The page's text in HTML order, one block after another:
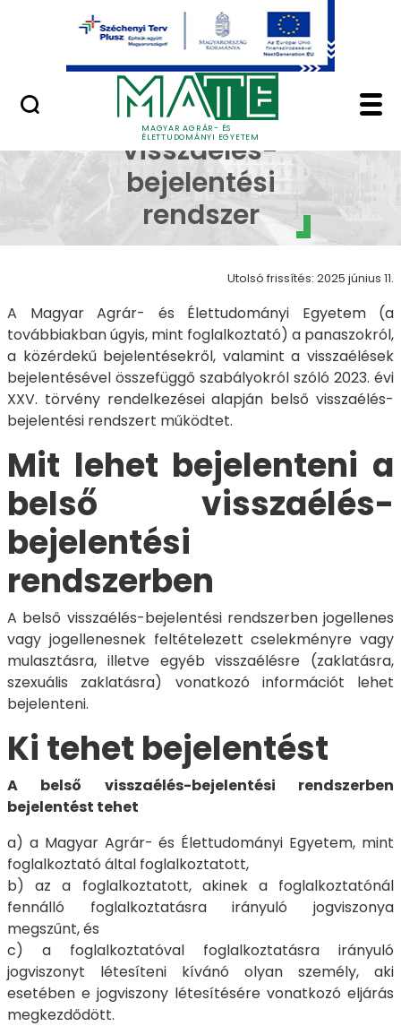
Ugrás a fő tartalomhoz
MAGYAR AGRÁR- ÉS
ÉLETTUDOMÁNYI EGYETEM
Minőségügy
Belső visszaélés-
Belső
visszaélés-
bejelentési
rendszer
Utolsó frissítés: 2025 június 11.
A Magyar Agrár- és Élettudományi Egyetem (a
továbbiakban úgyis, mint foglalkoztató) a panaszokról,
a közérdekű bejelentésekről, valamint a visszaélések
bejelentésével összefüggő szabályokról szóló 2023. évi
XXV. törvény rendelkezései alapján belső visszaélés-
bejelentési rendszert működtet.
Mit lehet bejelenteni a
belső visszaélés-
bejelentési
rendszerben
A belső visszaélés-bejelentési rendszerben jogellenes
vagy jogellenesnek feltételezett cselekményre vagy
mulasztásra, illetve egyéb visszaélésre (zaklatásra,
szexuális zaklatásra) vonatkozó információt lehet
bejelenteni.
Ki tehet bejelentést
A belső visszaélés-bejelentési rendszerben
bejelentést tehet
a) a Magyar Agrár- és Élettudományi Egyetem, mint
foglalkoztató által foglalkoztatott,
b) az a foglalkoztatott, akinek a foglalkoztatónál
fennálló foglalkoztatásra irányuló jogviszonya
megszűnt, és
c) a foglalkoztatóval foglalkoztatásra irányuló
jogviszonyt létesíteni kívánó olyan személy, aki
esetében e jogviszony létesítésére vonatkozó eljárás
megkezdődött.